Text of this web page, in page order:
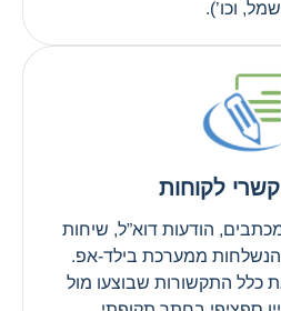
וכו’).
לקוחות
הודעות דוא”ל, שיחות
הנשלחות ממערכת בילד-אפ.
כלל התקשורות שבוצעו מול